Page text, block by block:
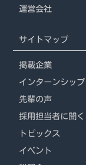
運営会社
サイトマップ
掲載企業
インターンシップ
先輩の声
採用担当者に聞く
トピックス
イベント